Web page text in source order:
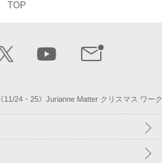
TOP
《11/24・25》Jurianne Matter クリスマス ワー